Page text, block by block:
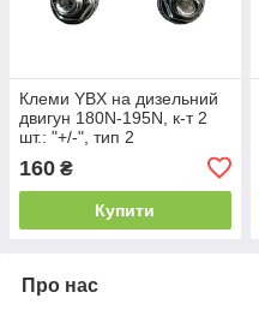
Клеми YBX на дизельний
двигун 180N-195N, к-т 2
шт.: "+/-", тип 2
160 ₴
Купити
Про нас